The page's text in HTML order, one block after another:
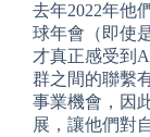
去年2022年他
球年會（即使
才真正感受到
群之間的聯繫
事業機會，因
展，讓他們對